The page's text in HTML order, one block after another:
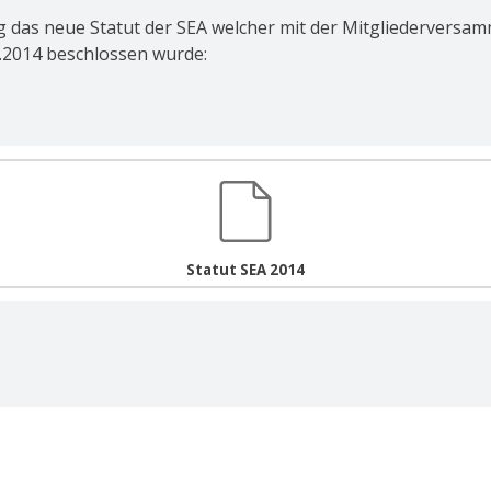
das neue Statut der SEA welcher mit der
beschlossen wurde:
Statut SEA 2014